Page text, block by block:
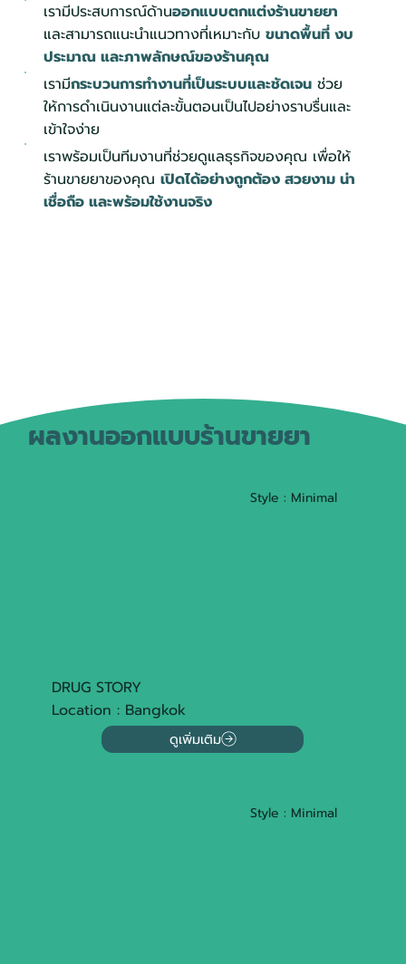
เรามีประสบการณ์ด้านออกแบบตกแต่งร้านขายยา
และสามารถแนะนำแนวทางที่เหมาะกับ ขนาดพื้นที่ งบ
ประมาณ และภาพลักษณ์ของร้านคุณ
เรามีกระบวนการทำงานที่เป็นระบบและชัดเจนช่วย
ให้การดำเนินงานแต่ละขั้นตอนเป็นไปอย่างราบรื่นและ
เข้าใจง่าย
เราพร้อมเป็นทีมงานที่ช่วยดูแลธุรกิจของคุณ เพื่อให้
ร้านขายยาของคุณ เปิดได้อย่างถูกต้อง สวยงาม น่า
เชื่อถือ และพร้อมใช้งานจริง
ผลงานออกแบบร้านขายยา
Style : Minimal
DRUG STORY
Location : Bangkok
ดูเพิ่มเติม
Style : Minimal